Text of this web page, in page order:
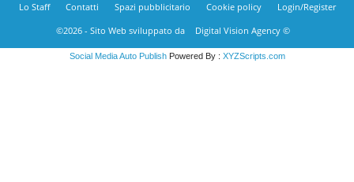
Lo Staff Contatti Spazi pubblicitario Cookie policy
Login/Register
©2026 - Sito Web sviluppato da
Digital Vision Agency ©
Social Media Auto PublishPowered By : XYZScripts.com